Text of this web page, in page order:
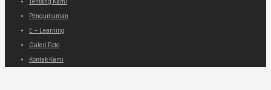
Pengumuman
E – Learning
Galeri Foto
Kontak Kami